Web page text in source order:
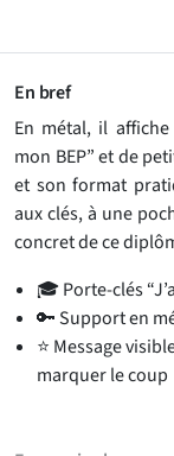
En bref
En métal, il
mon BEP” et de
et son format
aux clés, à une
concret de ce
🎓 Porte-clés
🔑 Support en
⭐ Message
marquer le coup